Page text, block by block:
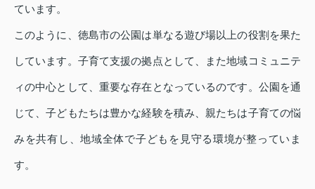
ています。
このように、徳島市の公園は単なる遊び場以上の役割を果た
しています。子育て支援の拠点として、また地域コミュニテ
ィの中心として、重要な存在となっているのです。公園を通
じて、子どもたちは豊かな経験を積み、親たちは子育ての悩
みを共有し、地域全体で子どもを見守る環境が整っていま
す。